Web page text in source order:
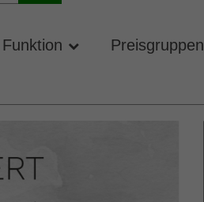
Funktion Preisgruppen